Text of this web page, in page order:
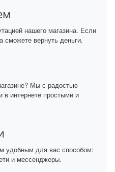
нашего магазина. Если
сможете вернуть деньги.
Мы с радостью
в интернете простыми и
удобным для вас способом:
и мессенджеры.